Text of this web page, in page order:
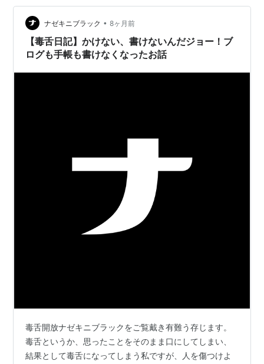
ペンだ。 購入したロディア・スクリプト・マルチペン。
鮮やかなオレンジがブランドら…
ナゼキニブラック • 8ヶ月前
【毒舌日記】かけない、書けないんだジョー！ブ
ログも手帳も書けなくなったお話
毒舌開放ナゼキニブラックをご覧戴き有難う存じます。
毒舌というか、思ったことをそのまま口にしてしまい、
結果として毒舌になってしまう私ですが、人を傷つけよ